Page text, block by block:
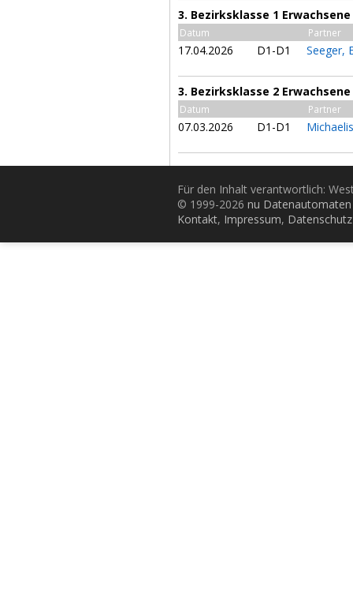
3. Bezirksklasse 1
Datum Partner
17.04.2026 D1-D1 Seeger,
3. Bezirksklasse 2
Datum Partner
07.03.2026 D1-D1
Für den Inhalt verantwortlich:
© 1999-2026 nu
Kontakt, Impressum, Datenschutz